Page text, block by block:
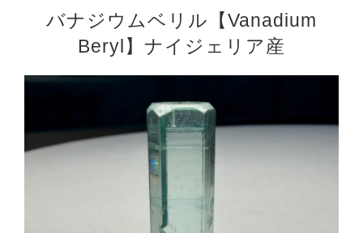
バナジウムベリル【Vanadium
Beryl】ナイジェリア産